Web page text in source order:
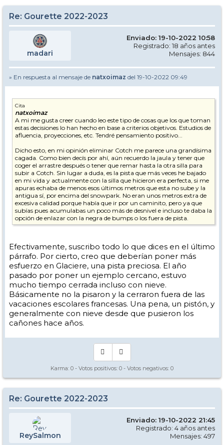
Re: Gourette 2022-2023
madari
Enviado: 19-10-2022 10:58
Registrado: 18 años antes
Mensajes: 844
» En respuesta al mensaje de natxoimaz del 19-10-2022 09:49
Cita
natxoimaz
A mi me gusta creer cuando leo este tipo de cosas que los que toman
estas decisiones lo han hecho en base a criterios objetivos. Estudios de
afluencia, proyecciones, etc. Tendré pensamiento positivo...
Dicho esto, en mi opinión eliminar Cotch me parece una grandísima
cagada. Como bien decís por ahí, aún recuerdo la jaula y tener que
coger el arrastre después o tener que remar hasta la otra silla para
subir a Cotch. Sin lugar a duda, es la pista que más veces he bajado
en mi vida y actualmente con la silla que hicieron era perfecta, si me
apuras echaba de menos esos últimos metros que esta no sube y la
antigua sí, por encima del snowpark. No eran unos metros extra de
excesiva calidad porque había que ir por un caminito, pero ya que
subías pues acumulabas un poco más de desnivel e incluso te daba la
opción de enlazar con la negra de bumps o los fuera de pista.
principiantes, en especial con niños. Lo viví de pequeño y lo he
revivido con mis hijos y amigos. Y lo que peor llevo es el cuello de
botella de la parte baja, es un infierno de gente, mala nieve y
peligroso. Además muchos años La Glaciere suele estar cerrada o con
poca nieve, con lo que todo el mundo baja por la principal.
¡Saludos foreros!
Efectivamente, suscribo todo lo que dices en el último
párrafo. Por cierto, creo que deberían poner más
esfuerzo en Glaciere, una pista preciosa. El año
pasado por poner un ejemplo cercano, estuvo
mucho tiempo cerrada incluso con nieve.
Básicamente no la pisaron y la cerraron fuera de las
vacaciones escolares francesas. Una pena, un pistón, y
generalmente con nieve desde que pusieron los
cañones hace años.
Karma: 0 - Votos positivos: 0 - Votos negativos: 0
Re: Gourette 2022-2023
ReySalmon
Enviado: 19-10-2022 21:45
Registrado: 4 años antes
Mensajes: 497